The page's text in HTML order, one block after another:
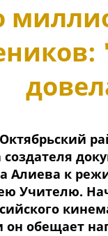
создателя
Алиева к
Учителю.
он обещает